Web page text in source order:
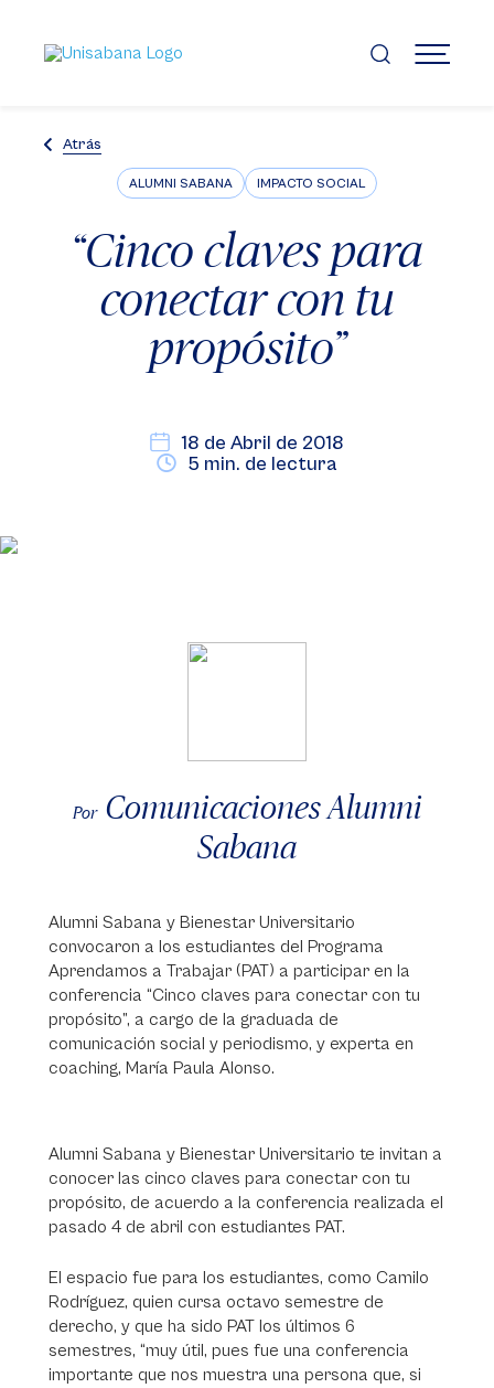
contenido
principal
MENÚ
Atrás
ALUMNI SABANA IMPACTO SOCIAL
“Cinco claves para
conectar con tu
propósito”
18 de Abril de 2018
5 min. de lectura
Por Comunicaciones Alumni
Sabana
Alumni Sabana y Bienestar Universitario
convocaron a los estudiantes del Programa
Aprendamos a Trabajar (PAT) a participar en la
conferencia “Cinco claves para conectar con tu
propósito”, a cargo de la graduada de
comunicación social y periodismo, y experta en
coaching, María Paula Alonso.
Alumni Sabana y Bienestar Universitario te invitan a
conocer las cinco claves para conectar con tu
propósito, de acuerdo a la conferencia realizada el
pasado 4 de abril con estudiantes PAT.
El espacio fue para los estudiantes, como Camilo
Rodríguez, quien cursa octavo semestre de
derecho, y que ha sido PAT los últimos 6
semestres, “muy útil, pues fue una conferencia
importante que nos muestra una persona que, si